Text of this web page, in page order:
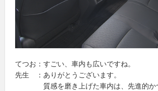
てつお：すごい、車内も広いですね。
先生 ：ありがとうございます。
質感を磨き上げた車内は、先進的か